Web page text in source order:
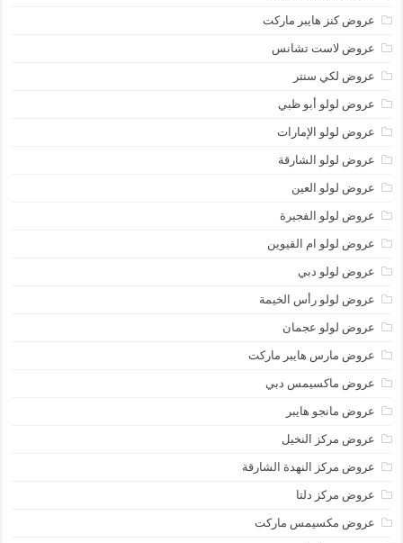
عروض كنز هايبر ماركت
عروض لاست تشانس
عروض لكي سنتر
عروض لولو أبو ظبي
عروض لولو الإمارات
عروض لولو الشارقة
عروض لولو العين
عروض لولو الفجيرة
عروض لولو ام القيوين
عروض لولو دبي
عروض لولو رأس الخيمة
عروض لولو عجمان
عروض مارس هايبر ماركت
عروض ماكسيمس دبي
عروض مانجو هايبر
عروض مركز النخيل
عروض مركز النهدة الشارقة
عروض مركز دلتا
عروض مكسيمس ماركت